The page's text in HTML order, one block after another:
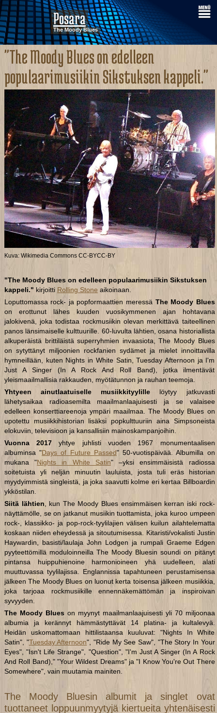
Posara
The Moody Blues
"The Moody Blues on edelleen
populaarimusiikin Sikstuksen kappeli."
Kuva: Wikimedia Commons CC-BYCC-BY
"The Moody Blues on edelleen populaarimusiikin Sikstuksen
kappeli." kirjoitti Rolling Stone aikoinaan.
Loputtomassa rock- ja popformaattien meressä The Moody Blues
on erottunut lähes kuuden vuosikymmenen ajan hohtavana
jalokivenä, joka todistaa rockmusiikin olevan merkittävä taiteellinen
panos länsimaiselle kulttuurille. 60-luvulta lähtien, osana historiallista
alkuperäistä brittiläistä superryhmien invaasiota, The Moody Blues
on sytyttänyt miljoonien rockfanien sydämet ja mielet innoittavilla
hymneillään, kuten Nights in White Satin, Tuesday Afternoon ja I'm
Just A Singer (In A Rock And Roll Band), jotka ilmentävät
yleismaailmallisia rakkauden, myötätunnon ja rauhan teemoja.
Yhtyeen ainutlaatuiselle musiikkityylille löytyy jatkuvasti
lähetysaikaa radioasemilta maailmanlaajuisesti ja se valaisee
edelleen konserttiareenoja ympäri maailmaa. The Moody Blues on
upotettu musiikkihistorian lisäksi popkulttuuriin aina Simpsoneista
elokuviin, televisioon ja kansallisiin mainoskampanjoihin.
Vuonna 2017 yhtye juhlisti vuoden 1967 monumentaalisen
albuminsa "Days of Future Passed" 50-vuotispäivää. Albumilla on
mukana "Nights in White Satin" –yksi ensimmäisistä radiossa
soitetuista yli neljän minuutin lauluista, josta tuli eräs historian
myydyimmistä singleistä, ja joka saavutti kolme eri kertaa Billboardin
ykköstilan.
Siitä lähtien , kun The Moody Blues ensimmäisen kerran iski rock-
näyttämölle, se on jatkanut musiikin tuottamista, joka kuroo umpeen
rock-, klassikko- ja pop-rock-tyylilajien välisen kuilun ailahtelematta
koskaan niiden eheydessä ja sitoutumisessa. Kitaristi/vokalisti Justin
Haywardin, basisti/laulaja John Lodgen ja rumpali Graeme Edgen
pyyteettömillä moduloinneilla The Moody Bluesin soundi on pitänyt
pintansa huippuhienoine harmonioineen yhä uudelleen, alati
muuttuvassa tyylilajissa. Englannissa tapahtuneen perustamisensa
jälkeen The Moody Blues on luonut kerta toisensa jälkeen musiikkia,
joka tarjoaa rockmusiikille ennennäkemättömän ja inspiroivan
syvyyden.
The Moody Blueson myynyt maailmanlaajuisesti yli 70 miljoonaa
albumia ja kerännyt hämmästyttävät 14 platina- ja kultalevyä.
Heidän uskomattomaan hittilistaansa kuuluvat: "Nights In White
Satin", "Tuesday Afternoon", "Ride My See Saw", "The Story In Your
Eyes", "Isn't Life Strange", "Question", "I'm Just A Singer (In A Rock
And Roll Band)," "Your Wildest Dreams" ja "I Know You're Out There
Somewhere", vain muutamia mainiten.
The Moody Bluesin albumit ja singlet ovat
tuottaneet loppuunmyytyjä kiertueita yhtenäisesti